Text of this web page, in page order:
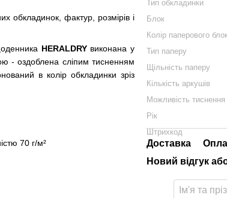
обкладинок, фактур, розмірів і
HERALDRYвиконана у
- оздоблена сліпим тисненням
в колір обкладинки зріз
70 г/м²
Тип обкладинки
Блок
Колір паперового
Тип паперу
Щільність паперу
Кількість аркушів
Можливість тиснення
Рік
Штрихкод
Доставка
Новий відгук